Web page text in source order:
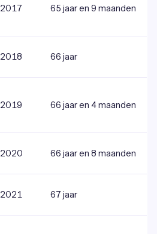
2017 65 jaar en 9 maanden
2018 66 jaar
2019 66 jaar en 4 maanden
2020 66 jaar en 8 maanden
2021 67 jaar